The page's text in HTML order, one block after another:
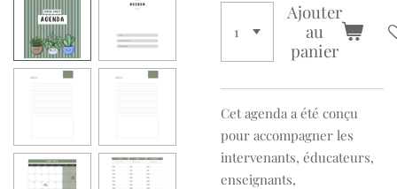
Ajouter
au
panier
Cet agenda a été conçu
pour accompagner les
intervenants, éducateurs,
enseignants,